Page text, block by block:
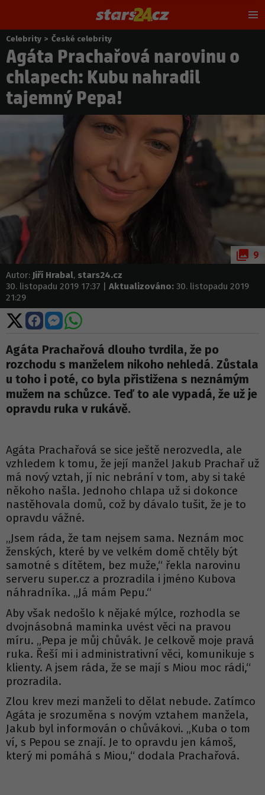
Nacházíte
se
zde:
Celebrity > České celebrity
Agáta Prachařová narovinu o
chlapech: Kubu nahradil
tajemný Pepa!
9
Autor: Jiří Hrabal, stars24.cz
30. listopadu 2019 17:37 | Aktualizováno: 30. listopadu 2019
21:29
Sdílet
na
X
Sdílet
na
Facebooku
Sdílet
na
Messengeru
Sdílet
WhatsApp
Agáta Prachařová dlouho tvrdila, že po
rozchodu s manželem nikoho nehledá. Zůstala
u toho i poté, co byla přistižena s neznámým
mužem na schůzce. Teď to ale vypadá, že už je
opravdu ruka v rukávě.
Agáta Prachařová se sice ještě nerozvedla, ale
vzhledem k tomu, že její manžel Jakub Prachař už
má nový vztah, jí nic nebrání v tom, aby si také
někoho našla. Jednoho chlapa už si dokonce
nastěhovala domů, což by dávalo tušit, že je to
opravdu vážné.
„Jsem ráda, že tam nejsem sama. Neznám moc
ženských, které by ve velkém domě chtěly být
samotné s dítětem, bez muže,“ řekla narovinu
serveru super.cz a prozradila i jméno Kubova
náhradníka. „Já mám Pepu.“
Aby však nedošlo k nějaké mýlce, rozhodla se
dvojnásobná maminka uvést věci na pravou
míru. „Pepa je můj chůvák. Je celkově moje pravá
ruka. Řeší mi i administrativní věci, komunikuje s
klienty. A jsem ráda, že se mají s Miou moc rádi,“
prozradila.
Zlou krev mezi manželi to dělat nebude. Zatímco
Agáta je srozuměna s novým vztahem manžela,
Jakub byl informován o chůvákovi. „Kuba o tom
ví, s Pepou se znají. Je to opravdu jen kámoš,
který mi pomáhá s Miou,“ dodala Prachařová.